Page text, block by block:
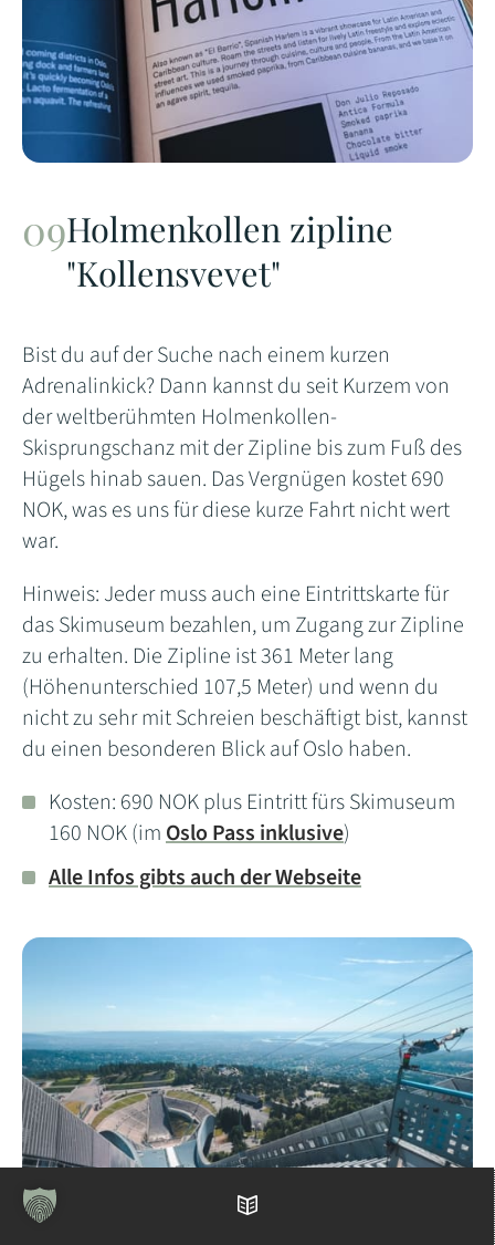
Holmenkollen zipline
"Kollensvevet"
Bist du auf der Suche nach einem kurzen
Adrenalinkick? Dann kannst du seit Kurzem von
derweltberühmten Holmenkollen-
Skisprungschanz mit der Zipline bis zum Fuß des
Hügels hinab sauen. Das Vergnügen kostet 690
NOK, was es uns für diese kurze Fahrt nicht wert
war.
Hinweis: Jeder muss auch eine Eintrittskarte für
das Skimuseum bezahlen, um Zugang zur Zipline
zu erhalten. Die Zipline ist 361 Meter lang
(Höhenunterschied 107,5 Meter) und wenn du
nicht zu sehr mit Schreien beschäftigt bist, kannst
du einen besonderen Blick auf Oslo haben.
Kosten: 690 NOK plus Eintritt fürs Skimuseum
160 NOK (imOslo Pass inklusive)
Alle Infos gibts auch der Webseite
Inhaltsverzeichnis